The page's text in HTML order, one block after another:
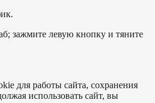
зажмите левую кнопку и тяните
для работы сайта, сохранения
использовать сайт, вы